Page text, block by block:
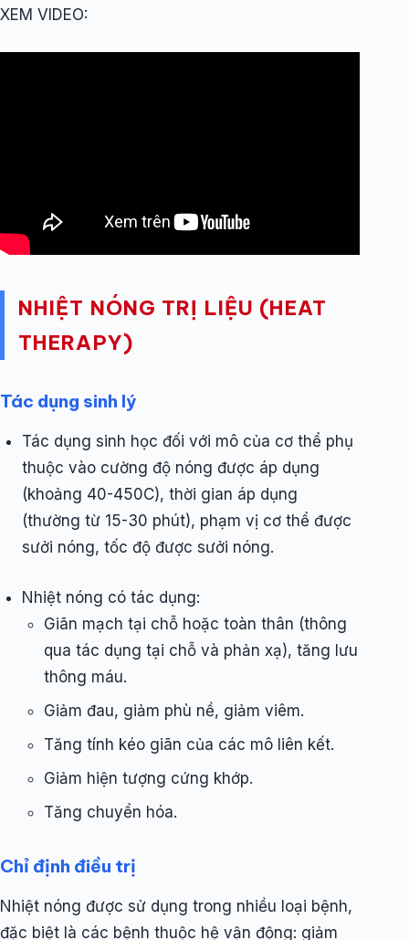
XEM VIDEO:
NHIỆT NÓNG TRỊ LIỆU (HEAT
THERAPY)
Tác dụng sinh lý
Tác dụng sinh học đối với mô của cơ thể phụ
thuộc vào cường độ nóng được áp dụng
(khoảng 40-450C), thời gian áp dụng
(thường từ 15-30 phút), phạm vị cơ thể được
sưởi nóng, tốc độ được sưởi nóng.
Nhiệt nóng có tác dụng:
Giãn mạch tại chỗ hoặc toàn thân (thông
qua tác dụng tại chỗ và phản xạ), tăng lưu
thông máu.
Giảm đau, giảm phù nề, giảm viêm.
Tăng tính kéo giãn của các mô liên kết.
Giảm hiện tượng cứng khớp.
Tăng chuyển hóa.
Chỉ định điều trị
Nhiệt nóng được sử dụng trong nhiều loại bệnh,
đặc biệt là các bệnh thuộc hệ vận động: giảm